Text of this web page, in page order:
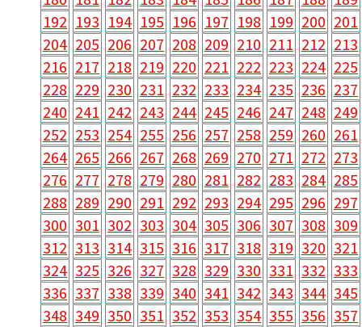
192 193 194 195 196 197 198 199 200 201
204 205 206 207 208 209 210 211 212 213
216 217 218 219 220 221 222 223 224 225
228 229 230 231 232 233 234 235 236 237
240 241 242 243 244 245 246 247 248 249
252 253 254 255 256 257 258 259 260 261
264 265 266 267 268 269 270 271 272 273
276 277 278 279 280 281 282 283 284 285
288 289 290 291 292 293 294 295 296 297
300 301 302 303 304 305 306 307 308 309
312 313 314 315 316 317 318 319 320 321
324 325 326 327 328 329 330 331 332 333
336 337 338 339 340 341 342 343 344 345
348 349 350 351 352 353 354 355 356 357